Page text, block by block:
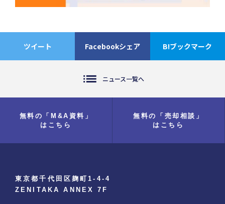
ツイート Facebookシェア B!ブックマーク
list ニュース一覧へ
無料の「M&A資料」
はこちら
無料の「売却相談」
はこちら
東京都千代田区麹町1-4-4
ZENITAKA ANNEX 7F